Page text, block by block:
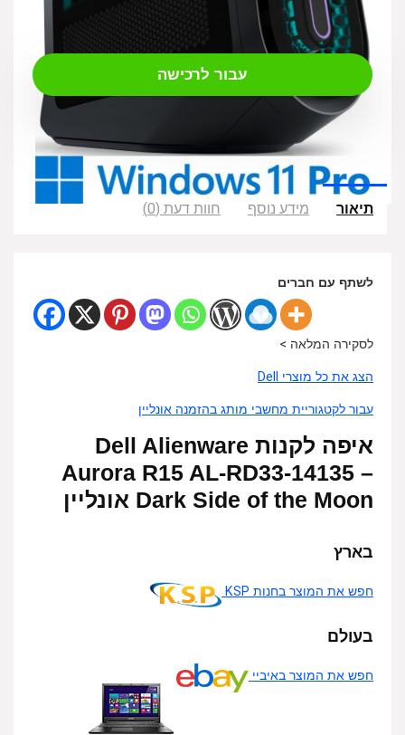
26,290.00
עבור לרכישה
תיאור מידע נוסף חוות דעת (0)
לשתף עם חברים
לסקירה המלאה >
הצג את כל מוצרי Dell
עבור לקטגוריית מחשבי מותג בהזמנה אונליין
איפה לקנות Dell Alienware
Aurora R15 AL-RD33-14135 –
Dark Side of the Moon אונליין
בארץ
חפש את המוצר בחנות KSP
בעולם
חפש את המוצר באיביי